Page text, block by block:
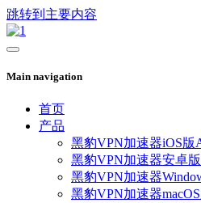
跳转到主要内容
Main navigation
首页
产品
黑豹VPN加速器iOS版
黑豹VPN加速器安卓
黑豹VPN加速器
黑豹VPN加速器